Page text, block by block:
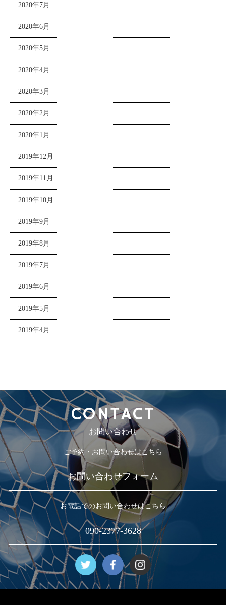
2020年7月
2020年6月
2020年5月
2020年4月
2020年3月
2020年2月
2020年1月
2019年12月
2019年11月
2019年10月
2019年9月
2019年8月
2019年7月
2019年6月
2019年5月
2019年4月
CONTACT
お問い合わせ
ご予約・お問い合わせはこちら
お問い合わせフォーム
お電話でのお問い合わせはこちら
090-2377-3628